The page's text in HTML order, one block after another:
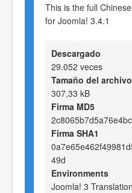
This is the full
for Joomla! 3.4.1
Descargado
29.052 veces
Tamaño del archivo
307,33 kB
Firma MD5
Firma SHA1
49d
Environments
Joomla! 3